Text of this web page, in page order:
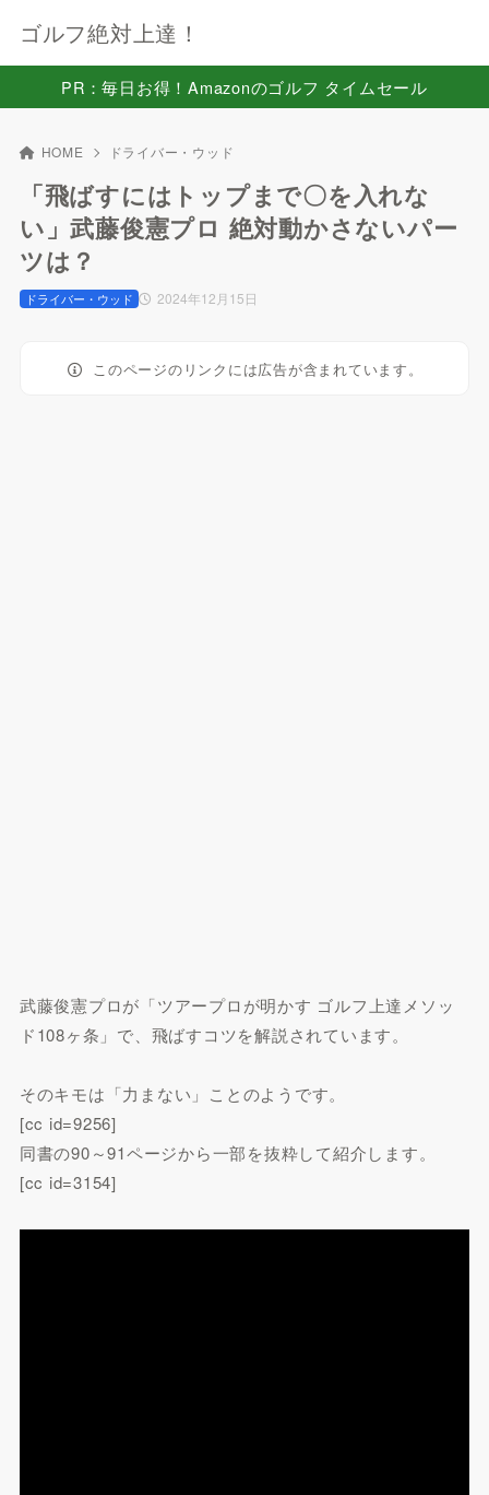
ゴルフ絶対上達！
PR：毎日お得！Amazonのゴルフ タイムセール
HOME ドライバー・ウッド
「飛ばすにはトップまで〇を入れな
い」武藤俊憲プロ 絶対動かさないパー
ツは？
2024年12月15日
ドライバー・ウッド
このページのリンクには広告が含まれています。
武藤俊憲プロが「ツアープロが明かす ゴルフ上達メソッ
ド108ヶ条」で、飛ばすコツを解説されています。
そのキモは「力まない」ことのようです。
[cc id=9256]
同書の90～91ページから一部を抜粋して紹介します。
[cc id=3154]